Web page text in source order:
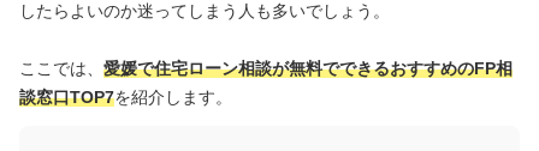
したらよいのか迷ってしまう人も多いでしょう。
ここでは、 愛媛で住宅ローン相談が無料でできるおすすめのFP相
談窓口TOP7を紹介します。